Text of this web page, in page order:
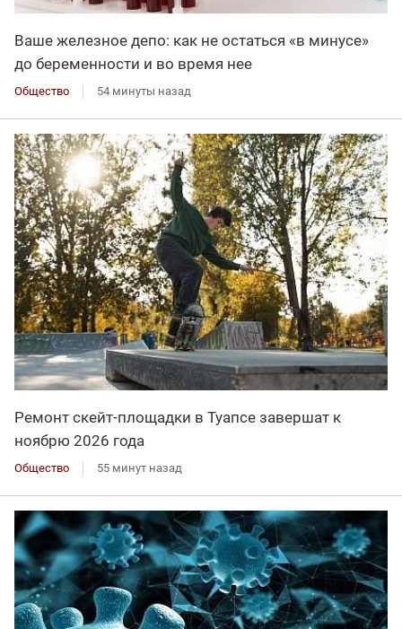
Ваше железное депо: как не остаться «в минусе»
до беременности и во время нее
Общество 54 минуты назад
Ремонт скейт-площадки в Туапсе завершат к
ноябрю 2026 года
Общество 55 минут назад